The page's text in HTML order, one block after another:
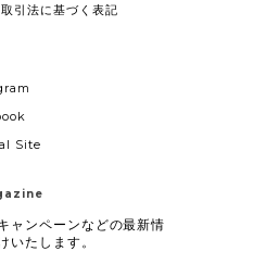
引法に基づく表記
Site
ャンペーンなどの最新情
いたします。